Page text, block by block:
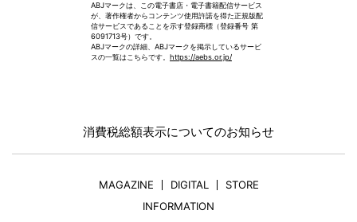
ABJマークは、この電子書店・電子書籍配信サービス
が、著作権者からコンテンツ使用許諾を得た正規版配
信サービスであることを示す登録商標（登録番号 第
6091713号）です。
ABJマークの詳細、ABJマークを掲示しているサービ
スの一覧はこちらです。 https://aebs.or.jp/
消費税総額表示についてのお知らせ
MAGAZINE DIGITAL
STORE
INFORMATION